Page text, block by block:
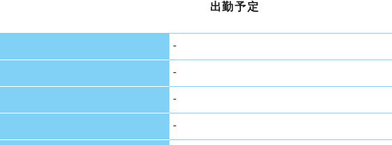
出勤予定
-
-
-
-